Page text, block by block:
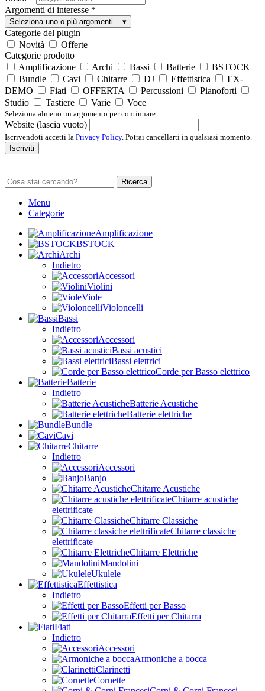
Argomenti di interesse *
Seleziona uno o più argomenti... ▾
Categorie del plugin
Novità
Offerte
Categorie prodotto
Amplificazione
Archi Bassi Batterie
BSTOCK
Bundle
Cavi Chitarre DJ Effettistica
EX-
DEMO
Fiati OFFERTA Percussioni
Pianoforti
Studio
Tastiere Varie Voce
Seleziona almeno un argomento per continuare.
Website (lascia vuoto)
Iscrivendoti accetti la Privacy Policy. Potrai cancellarti in qualsiasi momento.
Iscriviti
Ricerca
Menu
Categorie
Amplificazione
BSTOCK
Archi
Indietro
Accessori
Violini
Viole
Violoncelli
Bassi
Indietro
Accessori
Bassi acustici
Bassi elettrici
Corde per Basso elettrico
Batterie
Indietro
Batterie Acustiche
Batterie elettriche
Bundle
Cavi
Chitarre
Indietro
Accessori
Banjo
Chitarre Acustiche
Chitarre acustiche
elettrificate
Chitarre Classiche
Chitarre classiche
elettrificate
Chitarre Elettriche
Mandolini
Ukulele
Effettistica
Indietro
Effetti per Basso
Effetti per Chitarra
Fiati
Indietro
Accessori
Armoniche a bocca
Clarinetti
Cornette